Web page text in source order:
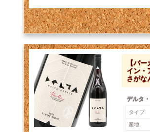
【パ
イン・
さがな
デルタ
タイプ
産地